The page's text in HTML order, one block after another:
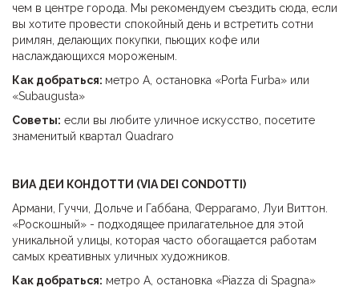
чем в центре города. Мы рекомендуем съездить сюда, если
вы хотите провести спокойный день и встретить сотни
римлян, делающих покупки, пьющих кофе или
наслаждающихся мороженым.
Как добраться: метро А, остановка «Porta Furba» или
«Subaugusta»
Советы: если вы любите уличное искусство, посетите
знаменитый квартал Quadraro
ВИА ДЕИ КОНДОТТИ (VIA DEI CONDOTTI)
Армани, Гуччи, Дольче и Габбана, Феррагамо, Луи Виттон.
«Роскошный» - подходящее прилагательное для этой
уникальной улицы, которая часто обогащается работам
самых креативных уличных художников.
Как добраться: метро А, остановка «Piazza di Spagna»